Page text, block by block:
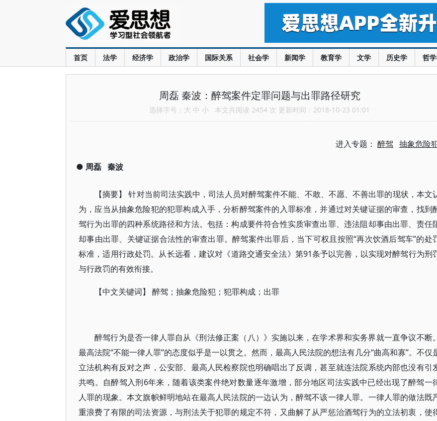
首页 法学 经济学 政治学 国际关系 社会学 新闻学 教育学 文学 历史学 哲学
周磊 秦波：醉驾案件定罪问题与出罪路径研究
选择字号： 大 中 小 本文共阅读 2454 次 更新时间：2018-10-23 01:01
进入专题： 醉驾 抽象危险
● 周磊 秦波
【摘要】 针对当前司法实践中，司法人员对醉驾案件不能、不敢、不愿、不善出罪的现状，本文
为，应当从抽象危险犯的犯罪构成入手，分析醉驾案件的入罪标准，并通过对关键证据的审查，找到
驾行为出罪的四种系统路径和方法。包括：构成要件符合性实质审查出罪、违法阻却事由出罪、责任
却事由出罪、关键证据合法性的审查出罪。醉驾案件出罪后，当下可权且按照“再次饮酒后驾车”的处
标准，适用行政处罚。从长远看，建议对《道路交通安全法》第91条予以完善，以实现对醉驾行为刑
与行政罚的有效衔接。
【中文关键词】 醉驾；抽象危险犯；犯罪构成；出罪
醉驾行为是否一律人罪自从《刑法修正案（八）》实施以来，在学术界和实务界就一直争议不断。
最高法院“不能一律人罪”的态度似乎是一以贯之。然而，最高人民法院的想法有几分“曲高和寡”。不仅
立法机构有反对之声，公安部、最高人民检察院也明确唱出了反调，甚至就连法院系统内部也没有引
共鸣。自醉驾入刑6年来，随着该类案件绝对数量逐年激增，部分地区司法实践中已经出现了醉驾一
人罪的现象。本文旗帜鲜明地站在最高人民法院的一边认为，醉驾不该一律人罪。一律人罪的做法既
重浪费了有限的司法资源，与刑法关于犯罪的规定不符，又曲解了从严惩治酒驾行为的立法初衷，使